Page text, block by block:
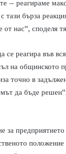
– реагираме
тази бърза
от нас“, споделя
се реагира във
на общинското
точно в
да бъде
за